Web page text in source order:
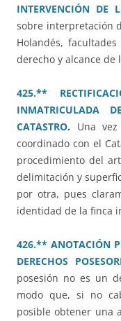
INTERVENCIÓN DE
sobre interpretación
Holandés,
derecho y alcance de
425.**
INMATRICULADA
CATASTRO. Una
coordinado con el
procedimiento del
delimitación y
por otra, pues
identidad de la finca
426.** ANOTACIÓN
DERECHOS
posesión no es un
modo que, si no
posible obtener una